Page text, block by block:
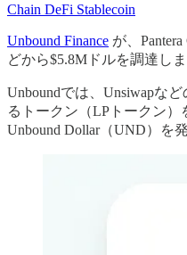
Chain DeFi Stablecoin
Unbound Finance が、
どから$5.8Mドルを調達しま
Unboundでは、Unsiwapな
るトークン（LPトークン
Unbound Dollar（UND）を